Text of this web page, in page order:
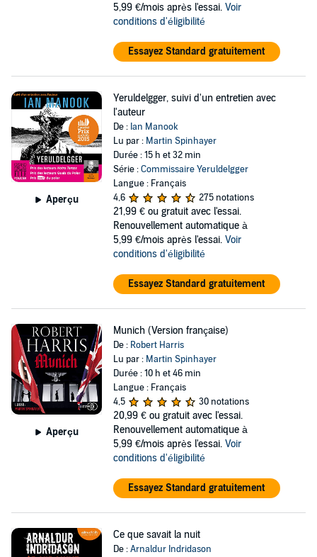
5,99 €/mois après l'essai. Voir
conditions d'éligibilité
Essayez Standard gratuitement
Aperçu
Yeruldelgger, suivi d'un entretien avec
l'auteur
De : Ian Manook
Lu par : Martin Spinhayer
Durée : 15 h et 32 min
Série :Commissaire Yeruldelgger
Langue : Français
4,6
275 notations
21,99 € ou gratuit avec l'essai.
Renouvellement automatique à
5,99 €/mois après l'essai. Voir
conditions d'éligibilité
Essayez Standard gratuitement
Aperçu
Munich (Version française)
De : Robert Harris
Lu par : Martin Spinhayer
Durée : 10 h et 46 min
Langue : Français
4,5
30 notations
20,99 € ou gratuit avec l'essai.
Renouvellement automatique à
5,99 €/mois après l'essai. Voir
conditions d'éligibilité
Essayez Standard gratuitement
Ce que savait la nuit
De :Arnaldur Indridason